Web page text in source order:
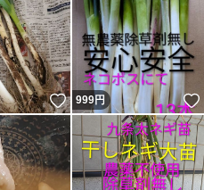
いいね！
999円